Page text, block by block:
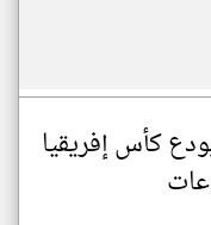
كأس إفريقيا